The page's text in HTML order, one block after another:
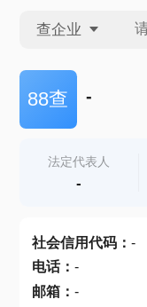
查企业
查企业
查产地
88查 -
法定代表人
-
社会信用代码： -
电话： -
邮箱： -